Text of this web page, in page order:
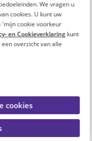
We vragen u
cookies. U kunt uw
cookie voorkeur
en Cookieverklaringkunt
overzicht van alle
cookies
aan de
de